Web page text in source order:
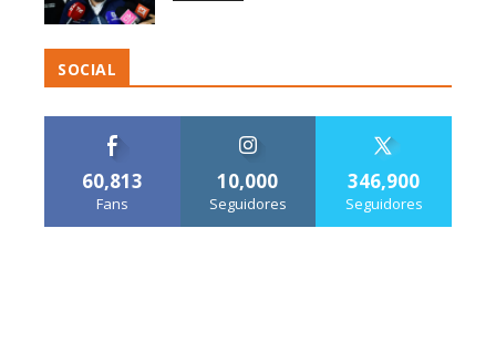
SOCIAL
60,813
Fans
10,000
Seguidores
346,900
Seguidores